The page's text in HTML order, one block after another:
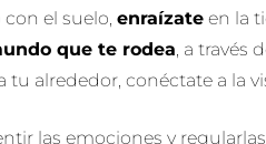
el suelo, enraízateen la
que te rodea, a través
tu alrededor, conéctate a la
las emociones y